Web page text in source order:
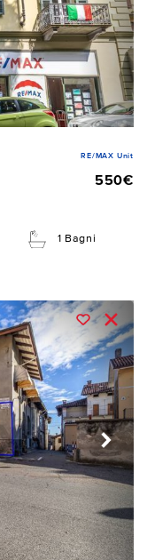
RE/MAX Unit
550€
1 Bagni